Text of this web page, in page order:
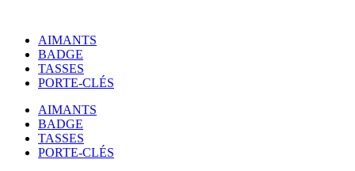
contenuAIMANTS
BADGE
TASSES
PORTE-CLÉS
AIMANTS
BADGE
TASSES
PORTE-CLÉS